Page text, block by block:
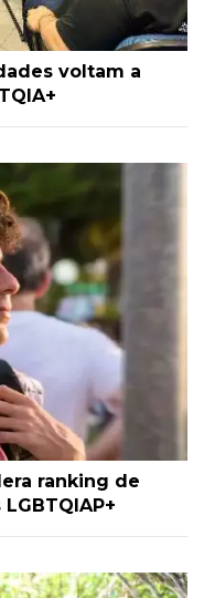
voltam a
ranking de